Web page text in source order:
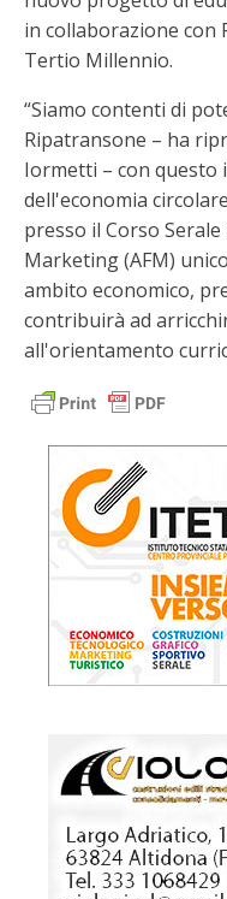
in collaborazione con
Tertio Millennio.
“Siamo contenti di
Ripatransone – ha
Iormetti – con questo
dell'economia
presso il Corso
Marketing (AFM)
ambito economico,
contribuirà ad
all'orientamento